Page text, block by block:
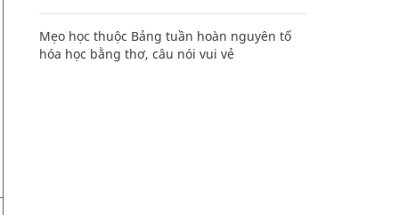
Mẹo học thuộc Bảng tuần hoàn nguyên tố
hóa học bằng thơ, câu nói vui vẻ